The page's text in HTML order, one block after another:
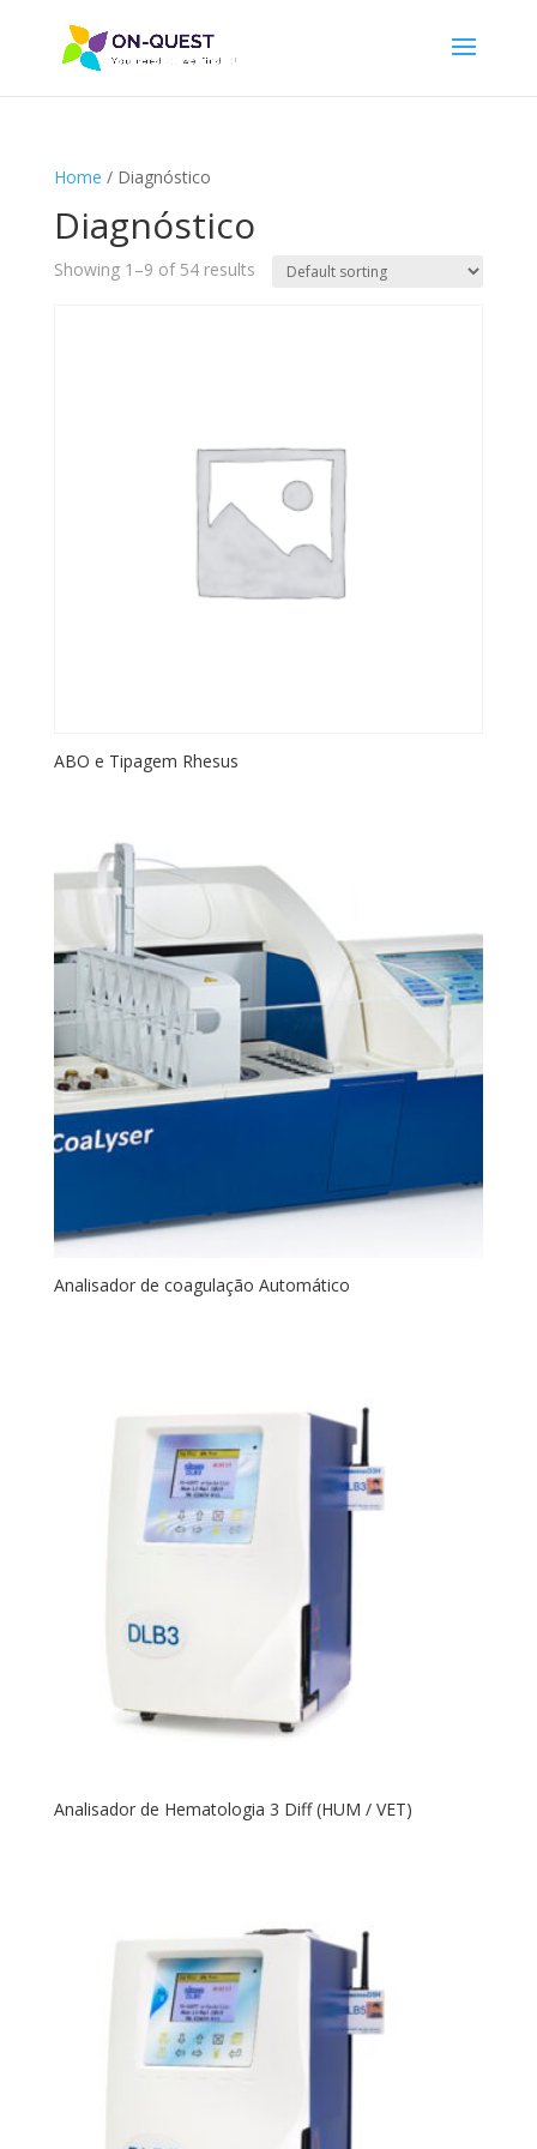
Home / Diagnóstico
Diagnóstico
Showing 1–9 of 54 results
ABO e Tipagem Rhesus
Analisador de coagulação Automático
Analisador de Hematologia 3 Diff (HUM / VET)